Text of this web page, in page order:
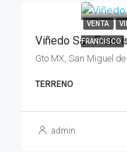
VENTA
FRANCISCO
Viñedo San
TERRENO
admin